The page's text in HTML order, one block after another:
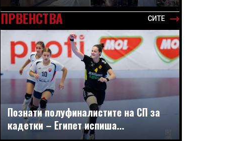
ПРВЕНСТВА СИТЕ
Познати полуфиналистите на СП за
кадетки – Египет испиша...